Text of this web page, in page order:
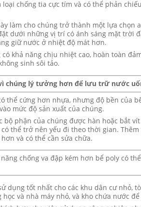
loại chống tia cực tím và có thể phản
làm cho chúng trở thành một lựa chọn
dưới những vị trí có ánh sáng mặt trời
giữ nước ở nhiệt độ mát hơn.
có khả năng chịu nhiệt cao, hoàn toàn
sinh sôi tảo.
chúng lý tưởng hơn để lưu trữ nước
thể cứng hơn nhựa, nhưng độ bền của
mức độ sản xuất của chúng.
bộ phận của chúng được hàn hoặc bắt
thể trở nên yếu đi theo thời gian. Thêm
và có thể cần sửa chữa.
chống va đập kém hơn bể poly có
dụng tốt nhất cho các khu dân cư nhỏ,
và nhà máy nhỏ, và kho chứa nước để